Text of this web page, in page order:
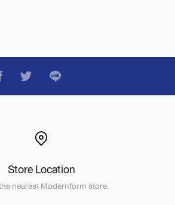
Store Location
nearest Modernform store.